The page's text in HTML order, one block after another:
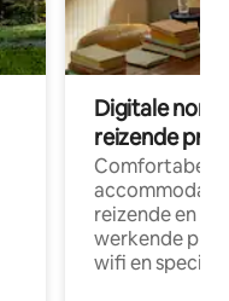
Digitale
reizende
Comfortabele
reizende en
werkende
wifi en